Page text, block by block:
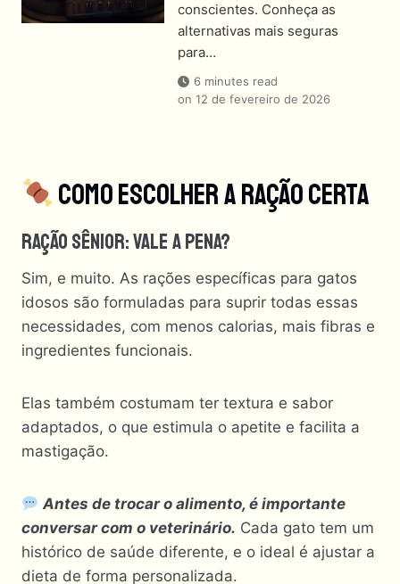
conscientes. Conheça as
alternativas mais seguras
para…
6 minutes read
on 12 de fevereiro de 2026
Como Escolher A Ração Certa
Ração Sênior: Vale A Pena?
Sim, e muito. As rações específicas para gatos
idosos são formuladas para suprir todas essas
necessidades, com menos calorias, mais fibras e
ingredientes funcionais.
Elas também costumam ter textura e sabor
adaptados, o que estimula o apetite e facilita a
mastigação.
Antes de trocar o alimento, é importante
conversar com o veterinário. Cada gato tem um
histórico de saúde diferente, e o ideal é ajustar a
dieta de forma personalizada.